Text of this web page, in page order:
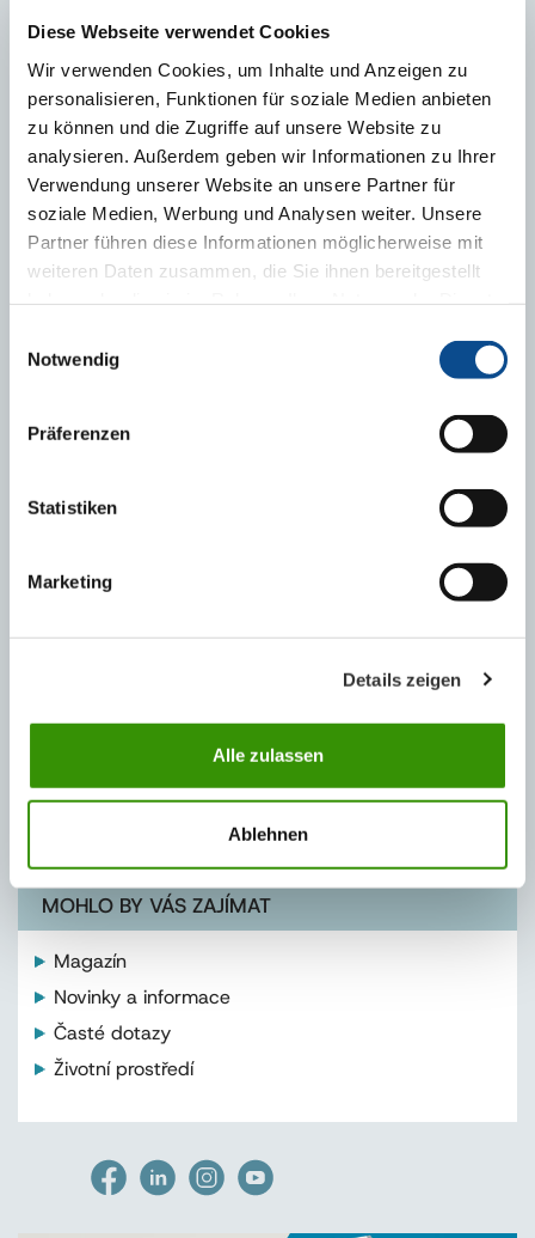
Diese Webseite verwendet Cookies
Wir verwenden Cookies, um Inhalte und Anzeigen zu
personalisieren, Funktionen für soziale Medien anbieten
zu können und die Zugriffe auf unsere Website zu
analysieren. Außerdem geben wir Informationen zu Ihrer
Verwendung unserer Website an unsere Partner für
soziale Medien, Werbung und Analysen weiter. Unsere
Partner führen diese Informationen möglicherweise mit
weiteren Daten zusammen, die Sie ihnen bereitgestellt
Notwendig
Präferenzen
Statistiken
Marketing
Details zeigen
Alle zulassen
Ablehnen
Zelené střechy v boji proti klimatickým změnám
Vyvíjíme produkty šetrné k životnímu prostředí
MOHLO BY VÁS ZAJÍMAT
Magazín
Novinky a informace
Časté dotazy
Životní prostředí